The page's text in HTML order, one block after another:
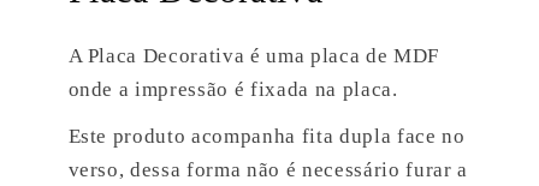
A Placa Decorativa é uma placa de MDF
onde a impressão é fixada na placa.
Este produto acompanha fita dupla face no
verso, dessa forma não é necessário furar a